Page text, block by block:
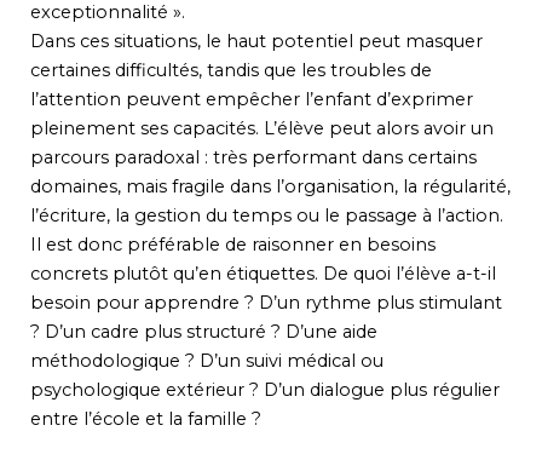
exceptionnalité ».
Dans ces situations, le haut potentiel peut masquer
certaines difficultés, tandis que les troubles de
l’attention peuvent empêcher l’enfant d’exprimer
pleinement ses capacités. L’élève peut alors avoir un
parcours paradoxal : très performant dans certains
domaines, mais fragile dans l’organisation, la régularité,
l’écriture, la gestion du temps ou le passage à l’action.
Il est donc préférable de raisonner en besoins
concrets plutôt qu’en étiquettes. De quoi l’élève a-t-il
besoin pour apprendre ? D’un rythme plus stimulant
? D’un cadre plus structuré ? D’une aide
méthodologique ? D’un suivi médical ou
psychologique extérieur ? D’un dialogue plus régulier
entre l’école et la famille ?